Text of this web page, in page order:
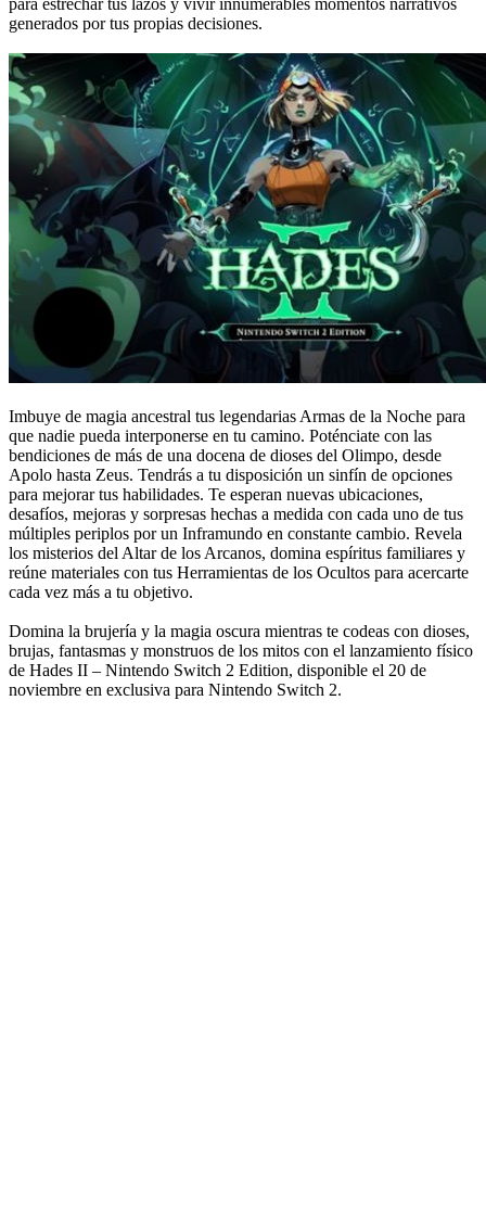
generados por tus propias decisiones.
Imbuye de magia ancestral tus legendarias Armas de la Noche para
que nadie pueda interponerse en tu camino. Poténciate con las
bendiciones de más de una docena de dioses del Olimpo, desde
Apolo hasta Zeus. Tendrás a tu disposición un sinfín de opciones
para mejorar tus habilidades. Te esperan nuevas ubicaciones,
desafíos, mejoras y sorpresas hechas a medida con cada uno de tus
múltiples periplos por un Inframundo en constante cambio. Revela
los misterios del Altar de los Arcanos, domina espíritus familiares y
reúne materiales con tus Herramientas de los Ocultos para acercarte
cada vez más a tu objetivo.
Domina la brujería y la magia oscura mientras te codeas con dioses,
brujas, fantasmas y monstruos de los mitos con el lanzamiento físico
de Hades II – Nintendo Switch 2 Edition, disponible el 20 de
noviembre en exclusiva para Nintendo Switch 2.